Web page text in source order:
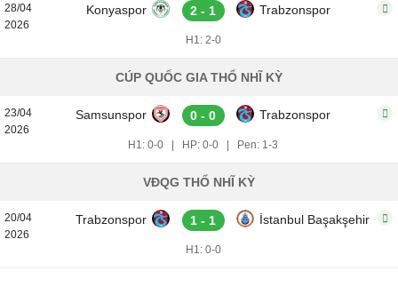
28/04
2026
Konyaspor 2 - 1 Trabzonspor
H1: 2-0
CÚP QUỐC GIA THỔ NHĨ KỲ
23/04
2026
Samsunspor 0 - 0 Trabzonspor
H1: 0-0 HP: 0-0 Pen: 1-3
VĐQG THỔ NHĨ KỲ
20/04
2026
Trabzonspor 1 - 1 İstanbul Başakşehir
H1: 0-0